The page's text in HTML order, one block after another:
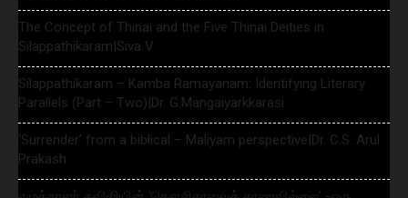
The Concept of Thinai and the Five Thinai Deities in
Silappathikaram|Siva V
Silappathikaram – Kamba Ramayanam: Identifying Literary
Parallels (Part – Two)|Dr. G.Mangaiyarkkarasi
‘Surrender’ from a biblical – Maliyam perspective|Dr. C.S. Arul
Prakash